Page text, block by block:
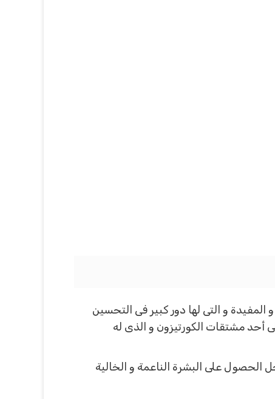
المفيدة و التى لها دور كبير فى التحسين
أحد مشتقات الكورتيزون و الذى له
على البشرة الناعمة و الخالية